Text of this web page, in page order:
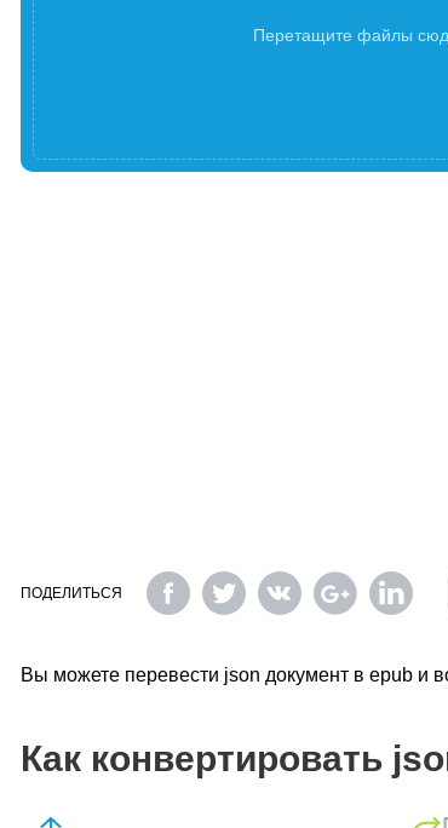
Перетащите файлы
ПОДЕЛИТЬСЯ
Вы можете перевести json документ в epub и
Как конвертировать